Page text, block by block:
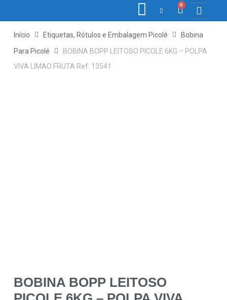
0
Início Etiquetas, Rótulos e Embalagem Picolé
Bobina
Para Picolé
BOBINA BOPP LEITOSO PICOLE 6KG – POLPA
VIVA LIMAO FRUTA Ref: 13541
BOBINA BOPP LEITOSO